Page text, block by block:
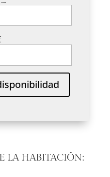
LA HABITACIÓN: